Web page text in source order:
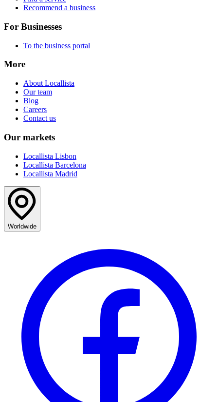
Recommend a business
For Businesses
To the business portal
More
About Locallista
Our team
Blog
Careers
Contact us
Our markets
Locallista Lisbon
Locallista Barcelona
Locallista Madrid
Worldwide